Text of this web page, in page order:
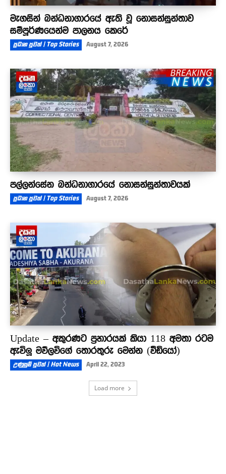
මැගසින් බන්ධනාගාරයේ ඇති වූ නොසන්සුන්තාව
සම්පූර්ණයෙන්ම පාලනය කෙරේ
ප්‍රධාන පුවත් | Top Stories August 7, 2026
පල්ලන්සේන බන්ධනාගාරයේ නොසන්සුන්තාවයක්
ප්‍රධාන පුවත් | Top Stories August 7, 2026
Update – අකුරණට ප්‍රහාරයක් කියා 118 අමතා රටම
ඇවිලූ මව්ලවිගේ තොරතුරු මෙන්න (වීඩියෝ)
උණුසුම් පුවත් | Hot News April 22, 2023
Load more